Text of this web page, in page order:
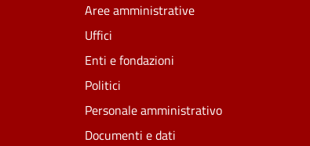
Aree amministrative
Uffici
Enti e fondazioni
Politici
Personale amministrativo
Documenti e dati